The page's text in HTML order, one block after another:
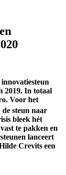
2019. In totaal
Voor het
steun naar
bleek hét
te pakken en
lanceert
Crevits een